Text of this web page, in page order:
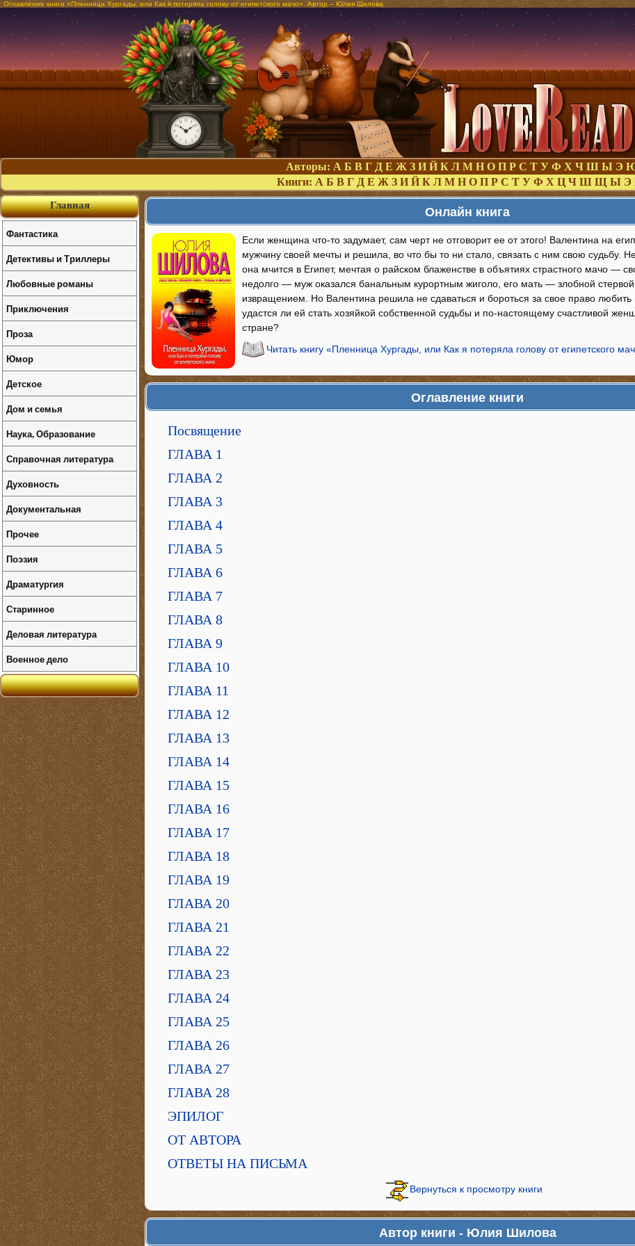
Оглавление книги «Пленница Хургады, или Как я потеряла голову от египетского мачо». Автор – Юлия Шилова
Авторы: А Б В Г Д Е Ж З И Й К Л М Н О П Р С Т У Ф Х Ч Ш Ы Э
Книги: А Б В Г Д Е Ж З И Й К Л М Н О П Р С Т У Ф Х Ц Ч Ш Щ Ы Э
Онлайн книга
Если женщина что-то задумает, сам черт не отговорит ее от этого! Валентина на
мужчину своей мечты и решила, во что бы то ни стало, связать с ним свою судьбу.
она мчится в Египет, мечтая о райском блаженстве в объятиях страстного мачо —
недолго — муж оказался банальным курортным жиголо, его мать — злобной
извращением. Но Валентина решила не сдаваться и бороться за свое право
удастся ли ей стать хозяйкой собственной судьбы и по-настоящему счастливой
стране?
Читать книгу «Пленница Хургады, или Как я потеряла голову от египетского
Оглавление книги
Посвящение
ГЛАВА 1
ГЛАВА 2
ГЛАВА 3
ГЛАВА 4
ГЛАВА 5
ГЛАВА 6
ГЛАВА 7
ГЛАВА 8
ГЛАВА 9
ГЛАВА 10
ГЛАВА 11
ГЛАВА 12
ГЛАВА 13
ГЛАВА 14
ГЛАВА 15
ГЛАВА 16
ГЛАВА 17
ГЛАВА 18
ГЛАВА 19
ГЛАВА 20
ГЛАВА 21
ГЛАВА 22
ГЛАВА 23
ГЛАВА 24
ГЛАВА 25
ГЛАВА 26
ГЛАВА 27
ГЛАВА 28
ЭПИЛОГ
ОТ АВТОРА
ОТВЕТЫ НА ПИСЬМА
Вернуться к просмотру книги
Автор книги - Юлия Шилова
Главная
Фантастика
Детективы и Триллеры
Любовные романы
Приключения
Проза
Юмор
Детское
Дом и семья
Наука, Образование
Справочная литература
Духовность
Документальная
Прочее
Поэзия
Драматургия
Старинное
Деловая литература
Военное дело